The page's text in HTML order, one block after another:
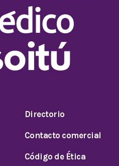
Directorio
Contacto comercial
Código de Ética